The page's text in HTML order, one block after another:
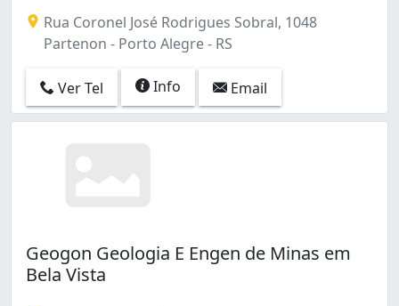
Rua Coronel José Rodrigues Sobral, 1048
Partenon - Porto Alegre - RS
Ver Tel Info Email
Geogon Geologia E Engen de Minas em
Bela Vista